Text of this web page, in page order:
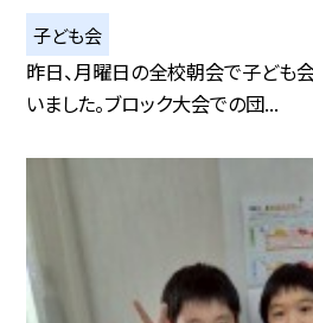
子ども会
昨日、月曜日の全校朝会で子ども
いました。ブロック大会での団...